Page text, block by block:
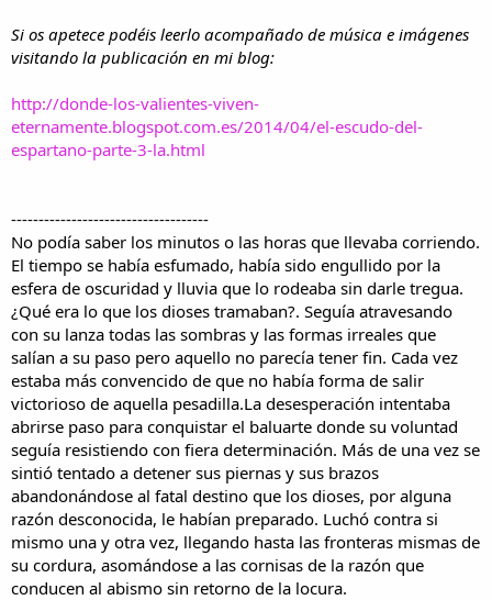
Si os apetece podéis leerlo acompañado de música e imágenes
visitando la publicación en mi blog:
http://donde-los-valientes-viven-
eternamente.blogspot.com.es/2014/04/el-escudo-del-
espartano-parte-3-la.html
------------------------------------
No podía saber los minutos o las horas que llevaba corriendo.
El tiempo se había esfumado, había sido engullido por la
esfera de oscuridad y lluvia que lo rodeaba sin darle tregua.
¿Qué era lo que los dioses tramaban?. Seguía atravesando
con su lanza todas las sombras y las formas irreales que
salían a su paso pero aquello no parecía tener fin. Cada vez
estaba más convencido de que no había forma de salir
victorioso de aquella pesadilla.La desesperación intentaba
abrirse paso para conquistar el baluarte donde su voluntad
seguía resistiendo con fiera determinación. Más de una vez se
sintió tentado a detener sus piernas y sus brazos
abandonándose al fatal destino que los dioses, por alguna
razón desconocida, le habían preparado. Luchó contra si
mismo una y otra vez, llegando hasta las fronteras mismas de
su cordura, asomándose a las cornisas de la razón que
conducen al abismo sin retorno de la locura.